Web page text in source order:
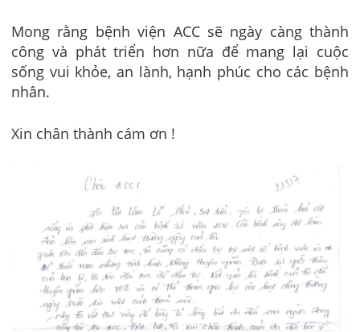
Mong rằng bệnh viện ACC sẽ ngày càng thành
công và phát triển hơn nữa để mang lại cuộc
sống vui khỏe, an lành, hạnh phúc cho các bệnh
nhân.
Xin chân thành cám ơn !